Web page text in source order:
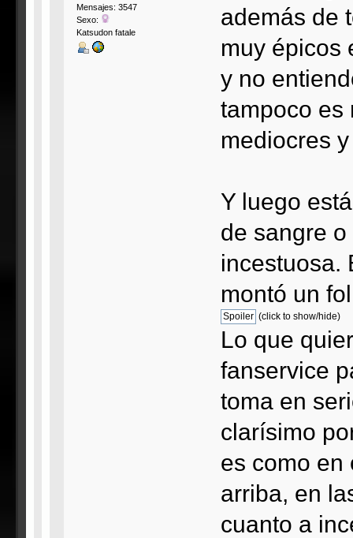
Mensajes: 3547
Sexo:
Katsudon fatale
además de
muy épicos
y no
tampoco es
mediocres
Y luego
de sangre
incestuosa.
montó un
(click to show/hide)
Lo que
fanservice
toma en
clarísimo
es como en
arriba, en
cuanto a